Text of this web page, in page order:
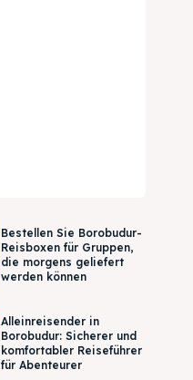
Bestellen Sie Borobudur-
Reisboxen für Gruppen,
die morgens geliefert
werden können
Alleinreisender in
Borobudur: Sicherer und
komfortabler Reiseführer
für Abenteurer